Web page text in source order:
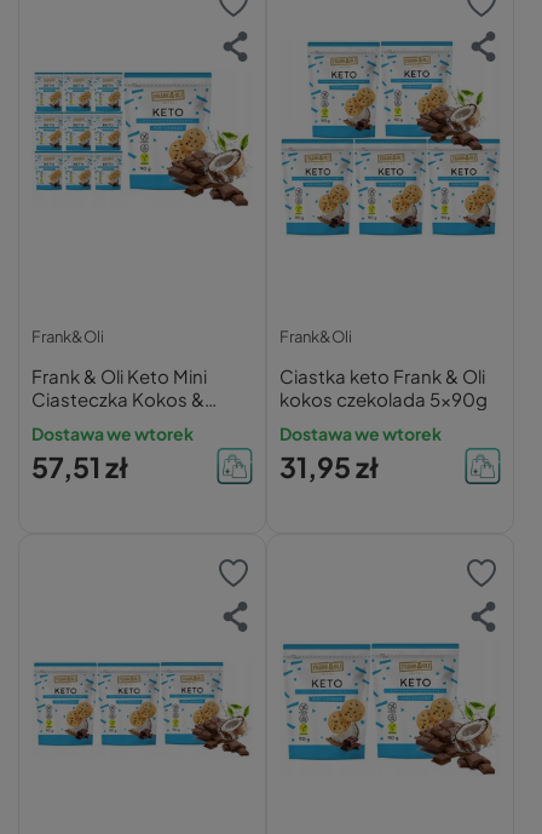
Frank&Oli
Frank & Oli Keto Mini
Ciasteczka Kokos &
Czekolada 9x90g
Dostawa we wtorek
57,51 zł
Frank&Oli
Ciastka keto Frank & Oli
kokos czekolada 5x90g
Dostawa we wtorek
31,95 zł